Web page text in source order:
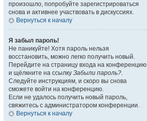
произошло, попробуйте зарегистрироваться
снова и активнее участвовать в дискуссиях.
Вернуться к началу
Я забыл пароль!
Не паникуйте! Хотя пароль нельзя
восстановить, можно легко получить новый.
Перейдите на страницу входа на конференцию
и щёлкните на ссылку Забыли пароль?.
Следуйте инструкциям, и скоро вы снова
сможете войти на конференцию.
Если не удалось получить новый пароль,
свяжитесь с администратором конференции.
Вернуться к началу